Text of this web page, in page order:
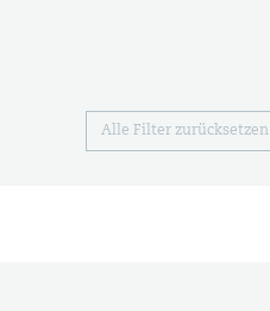
Alle Filter zurücksetzen